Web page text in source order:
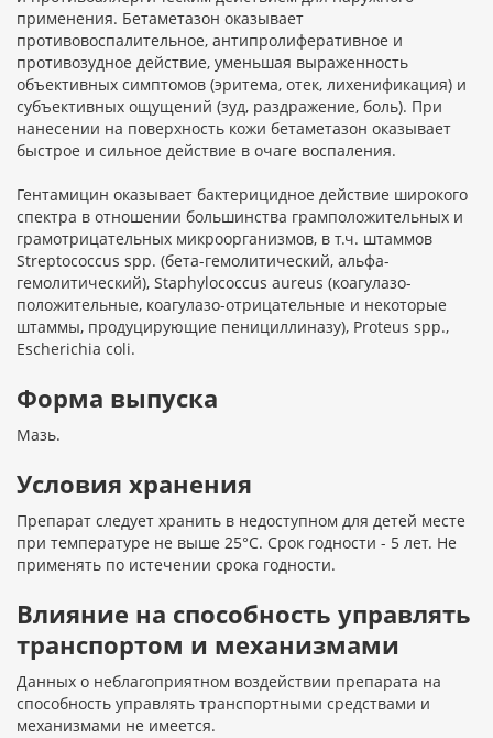
применения. Бетаметазон оказывает
противовоспалительное, антипролиферативное и
противозудное действие, уменьшая выраженность
объективных симптомов (эритема, отек, лихенификация) и
субъективных ощущений (зуд, раздражение, боль). При
нанесении на поверхность кожи бетаметазон оказывает
быстрое и сильное действие в очаге воспаления.
Гентамицин оказывает бактерицидное действие широкого
спектра в отношении большинства грамположительных и
грамотрицательных микроорганизмов, в т.ч. штаммов
Streptococcus spp. (бета-гемолитический, альфа-
гемолитический), Staphylococcus aureus (коагулазо-
положительные, коагулазо-отрицательные и некоторые
штаммы, продуцирующие пенициллиназу), Proteus spp.,
Escherichia coli.
Форма выпуска
Мазь.
Условия хранения
Препарат следует хранить в недоступном для детей месте
при температуре не выше 25°С. Срок годности - 5 лет. Не
применять по истечении срока годности.
Влияние на способность управлять
транспортом и механизмами
Данных о неблагоприятном воздействии препарата на
способность управлять транспортными средствами и
механизмами не имеется.